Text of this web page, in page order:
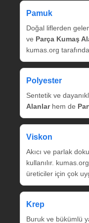
Pamuk
Doğal liflerden
ve Parça Kumaş
kumas.org
Polyester
Sentetik ve
Alanlarhem de
Viskon
Akıcı ve parlak
kullanılır.
üreticiler için çok
Krep
Buruk ve bükümlü